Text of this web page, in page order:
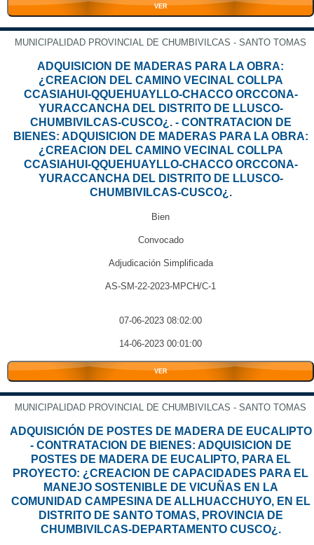
VER
MUNICIPALIDAD PROVINCIAL DE CHUMBIVILCAS - SANTO TOMAS
ADQUISICION DE MADERAS PARA LA OBRA:
¿CREACION DEL CAMINO VECINAL COLLPA
CCASIAHUI-QQUEHUAYLLO-CHACCO ORCCONA-
YURACCANCHA DEL DISTRITO DE LLUSCO-
CHUMBIVILCAS-CUSCO¿. - CONTRATACION DE
BIENES: ADQUISICION DE MADERAS PARA LA OBRA:
¿CREACION DEL CAMINO VECINAL COLLPA
CCASIAHUI-QQUEHUAYLLO-CHACCO ORCCONA-
YURACCANCHA DEL DISTRITO DE LLUSCO-
CHUMBIVILCAS-CUSCO¿.
Bien
Convocado
Adjudicación Simplificada
AS-SM-22-2023-MPCH/C-1
07-06-2023 08:02:00
14-06-2023 00:01:00
VER
MUNICIPALIDAD PROVINCIAL DE CHUMBIVILCAS - SANTO TOMAS
ADQUISICIÓN DE POSTES DE MADERA DE EUCALIPTO
- CONTRATACION DE BIENES: ADQUISICION DE
POSTES DE MADERA DE EUCALIPTO, PARA EL
PROYECTO: ¿CREACION DE CAPACIDADES PARA EL
MANEJO SOSTENIBLE DE VICUÑAS EN LA
COMUNIDAD CAMPESINA DE ALLHUACCHUYO, EN EL
DISTRITO DE SANTO TOMAS, PROVINCIA DE
CHUMBIVILCAS-DEPARTAMENTO CUSCO¿.